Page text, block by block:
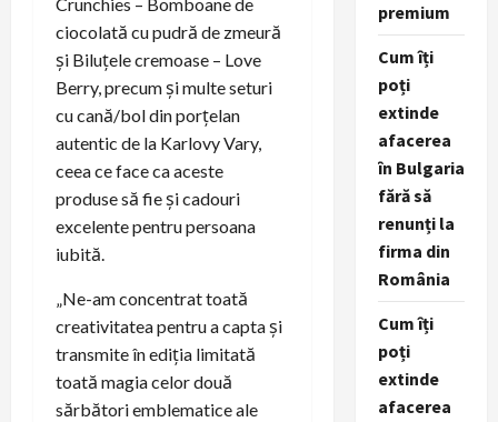
Crunchies – Bomboane de
ciocolată cu pudră de zmeură
și Biluțele cremoase – Love
Berry, precum și multe seturi
cu cană/bol din porțelan
autentic de la Karlovy Vary,
ceea ce face ca aceste
produse să fie și cadouri
excelente pentru persoana
iubită.
„Ne-am concentrat toată
creativitatea pentru a capta și
transmite în ediția limitată
toată magia celor două
sărbători emblematice ale
premium
Cum îți
poți
extinde
afacerea
în Bulgaria
fără să
renunți la
firma din
România
Cum îți
poți
extinde
afacerea